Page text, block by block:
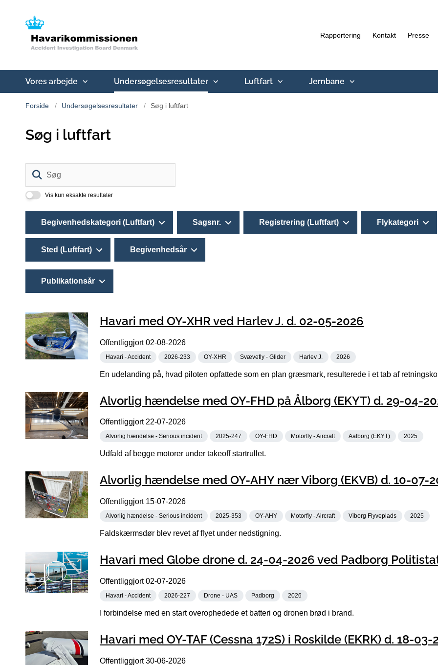
Rapportering Kontakt Presse
Vores arbejde Undersøgelsesresultater Luftfart Jernbane
Forside Undersøgelsesresultater Søg i luftfart
Søg i luftfart
Vis kun eksakte resultater
Begivenhedskategori (Luftfart) Sagsnr. Registrering (Luftfart) Flykategori
Sted (Luftfart) Begivenhedsår
Publikationsår
Havari med OY-XHR ved Harlev J. d. 02-05-2026
Offentliggjort02-08-2026
Havari - Accident 2026-233 OY-XHR Svævefly - Glider Harlev J. 2026
En udelanding på, hvad piloten opfattede som en plan græsmark, resulterede i et tab af
Alvorlig hændelse med OY-FHD på Ålborg (EKYT) d. 29-04-
Offentliggjort22-07-2026
Alvorlig hændelse - Serious incident 2025-247 OY-FHD Motorfly - Aircraft Aalborg (EKYT) 2025
Udfald af begge motorer under takeoff startrullet.
Alvorlig hændelse med OY-AHY nær Viborg (EKVB) d. 10-07-
Offentliggjort 15-07-2026
Alvorlig hændelse - Serious incident 2025-353 OY-AHY Motorfly - Aircraft Viborg Flyveplads 2025
Faldskærmsdør blev revet af flyet under nedstigning.
Havari med Globe drone d. 24-04-2026 ved Padborg
Offentliggjort02-07-2026
Havari - Accident 2026-227 Drone - UAS Padborg 2026
I forbindelse med en start overophedede et batteri og dronen brød i brand.
Havari med OY-TAF (Cessna 172S) i Roskilde (EKRK) d. 18-03-
Offentliggjort30-06-2026